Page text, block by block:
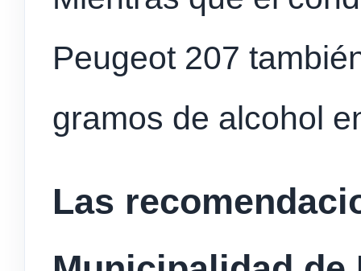
Peugeot 207
gramos de alcohol
Las